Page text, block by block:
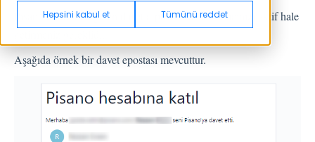
Hepsini kabul et Tümünü reddet
Raporlama 2024
Geri Bildirimler
Müşteri Yanıtlama
Pisano tarafından gelen davet e-postası ile kullanıcınızı aktif hale
Aşağıda örnek bir davet epostası mevcuttur.